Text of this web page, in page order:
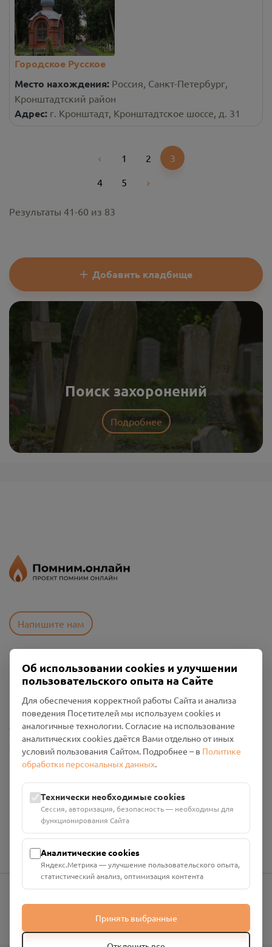
Городское Русское
Место нахождения: Россия, Санкт-Петербург,
Кронштадтский район
Адрес: г. Кронштадт, Кронштадтское шоссе, д. 31
‹Previous
1 2
3
4
5 ›Next
Результаты 41-60 из 83
Добавить кладбище
Поиск захоронений
Подробнее
Напишите нам
Пользовательское соглашение
Политика конфиденциальности
Промо-материалы
Настройки cookies
Общество с ограниченной ответственностью «Смоленский
Проект Помним»
Юридический адрес: 216790, Смоленская область, р-н
Руднянский, г. Рудня, улица Западная, д. 26А, пом. 18
Номер счёта: 40702810901130004287 в АО "АЛЬФА-БАНК"
Кор. счёт: 30101810200000000593
info@pomnim.online
Об использовании cookies и улучшении
пользовательского опыта на Сайте
Для обеспечения корректной работы Сайта и анализа
поведения Посетителей мы используем cookies и
аналогичные технологии. Согласие на использование
аналитических cookies даётся Вами отдельно от иных
условий пользования Сайтом. Подробнее – в Политике
обработки персональных данных.
Технически необходимые cookies
Сессия, авторизация, безопасность — необходимы для
функционирования Сайта
Аналитические cookies
Яндекс.Метрика — улучшение пользовательского опыта,
статистический анализ, оптимизация контента
Принять выбранные